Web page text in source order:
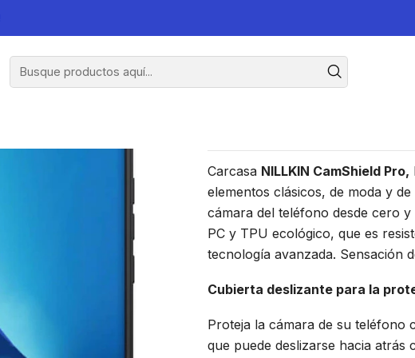
Xiaomi Mi 12/Mi 12X
Carcasa
Carcasa NILLKIN CamShield Pro,
elementos clásicos, de moda y
cámara del teléfono desde cero
PC y TPU ecológico, que es
tecnología avanzada. Sensación
Cubierta deslizante para la
Proteja la cámara de su teléfono
que puede deslizarse hacia